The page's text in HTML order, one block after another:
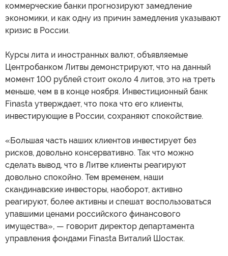
коммерческие банки прогнозируют замедление
экономики, и как одну из причин замедления указывают
кризис в России.
Курсы лита и иностранных валют, объявляемые
Центробанком Литвы демонстрируют, что на данный
момент 100 рублей стоит около 4 литов, это на треть
меньше, чем в в конце ноября. Инвестиционный банк
Finasta утверждает, что пока что его клиенты,
инвестирующие в России, сохраняют спокойствие.
«Большая часть наших клиентов инвестирует без
рисков, довольно консервативно. Так что можно
сделать вывод, что в Литве клиенты реагируют
довольно спокойно. Тем временем, наши
скандинавские инвесторы, наоборот, активно
реагируют, более активны и спешат воспользоваться
упавшими ценами российского финансового
имущества», — говорит директор департамента
управления фондами Finasta Виталий Шостак.